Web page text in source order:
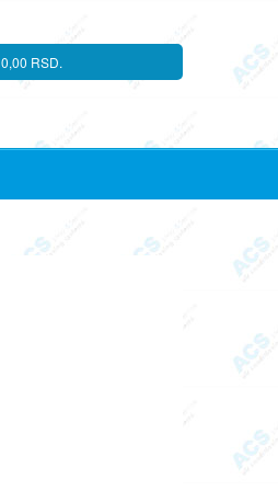
0,00 RSD.